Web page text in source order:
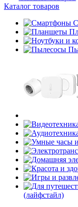
Каталог товаров
(лайфстайл)
недели